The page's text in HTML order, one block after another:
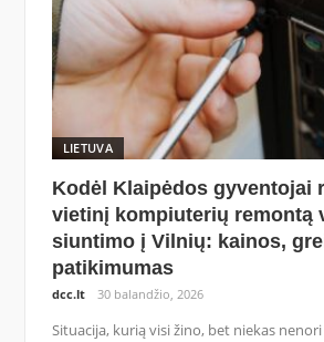
LIETUVA
Kodėl Klaipėdos gyventojai
vietinį kompiuterių remontą
siuntimo į Vilnių: kainos,
patikimumas
dcc.lt 30 balandžio, 2026
Situacija, kurią visi žino, bet niekas